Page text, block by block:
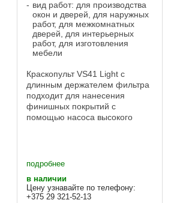
вид работ: для производства
окон и дверей, для наружных
работ, для межкомнатных
дверей, для интерьерных
работ, для изготовления
мебели
Краскопульт VS41 Light с
длинным держателем фильтра
подходит для нанесения
финишных покрытий с
помощью насоса высокого
красок на основе
растворителей и на водной ...
подробнее
в наличии
Цену узнавайте по телефону:
+375 29 321-52-13